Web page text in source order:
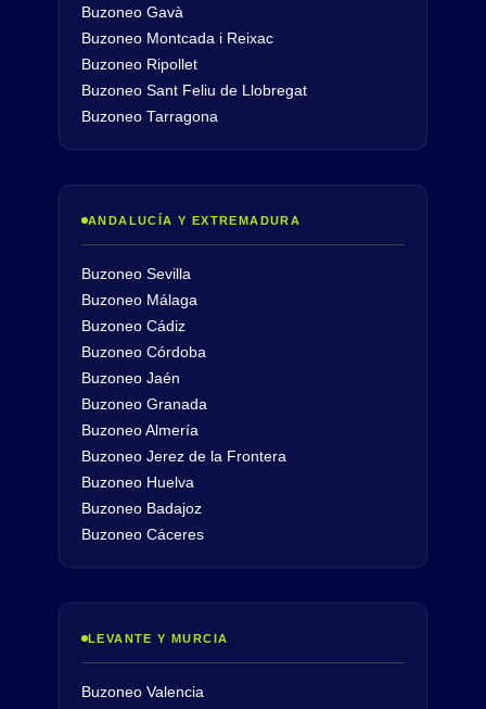
Buzoneo Gavà
Buzoneo Montcada i Reixac
Buzoneo Ripollet
Buzoneo Sant Feliu de Llobregat
Buzoneo Tarragona
ANDALUCÍA Y EXTREMADURA
Buzoneo Sevilla
Buzoneo Málaga
Buzoneo Cádiz
Buzoneo Córdoba
Buzoneo Jaén
Buzoneo Granada
Buzoneo Almería
Buzoneo Jerez de la Frontera
Buzoneo Huelva
Buzoneo Badajoz
Buzoneo Cáceres
LEVANTE Y MURCIA
Buzoneo Valencia